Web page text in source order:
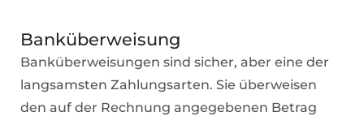
Banküberweisung
Banküberweisungen sind sicher, aber eine der
langsamsten Zahlungsarten. Sie überweisen
den auf der Rechnung angegebenen Betrag